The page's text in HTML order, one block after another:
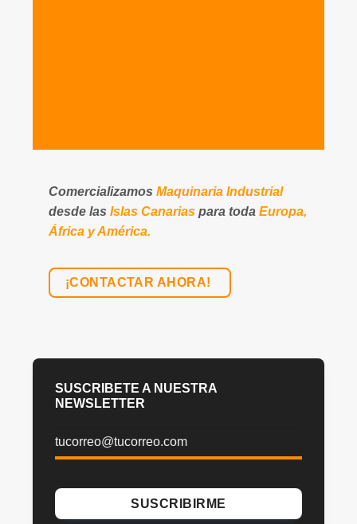
ComercializamosMaquinaria Industrial
desde lasIslas Canarias para todaEuropa,
África y América.
¡CONTACTAR AHORA!
SUSCRIBETE A NUESTRA
NEWSLETTER